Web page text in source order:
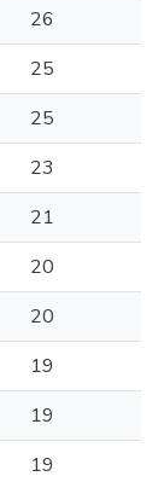
26
25
25
23
21
20
20
19
19
19